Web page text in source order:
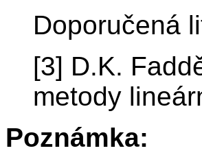
Doporučená
[3] D.K.
metody
Poznámka: